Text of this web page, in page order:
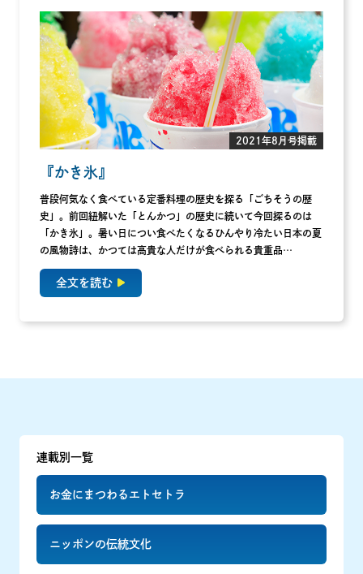
2021年8月号掲載
『かき氷』
普段何気なく食べている定番料理の歴史を探る「ごちそうの歴
史」。前回紐解いた「とんかつ」の歴史に続いて今回探るのは
「かき氷」。暑い日につい食べたくなるひんやり冷たい日本の夏
の風物詩は、かつては高貴な人だけが食べられる貴重品…
全文を読む
連載別一覧
お金にまつわるエトセトラ
ニッポンの伝統文化